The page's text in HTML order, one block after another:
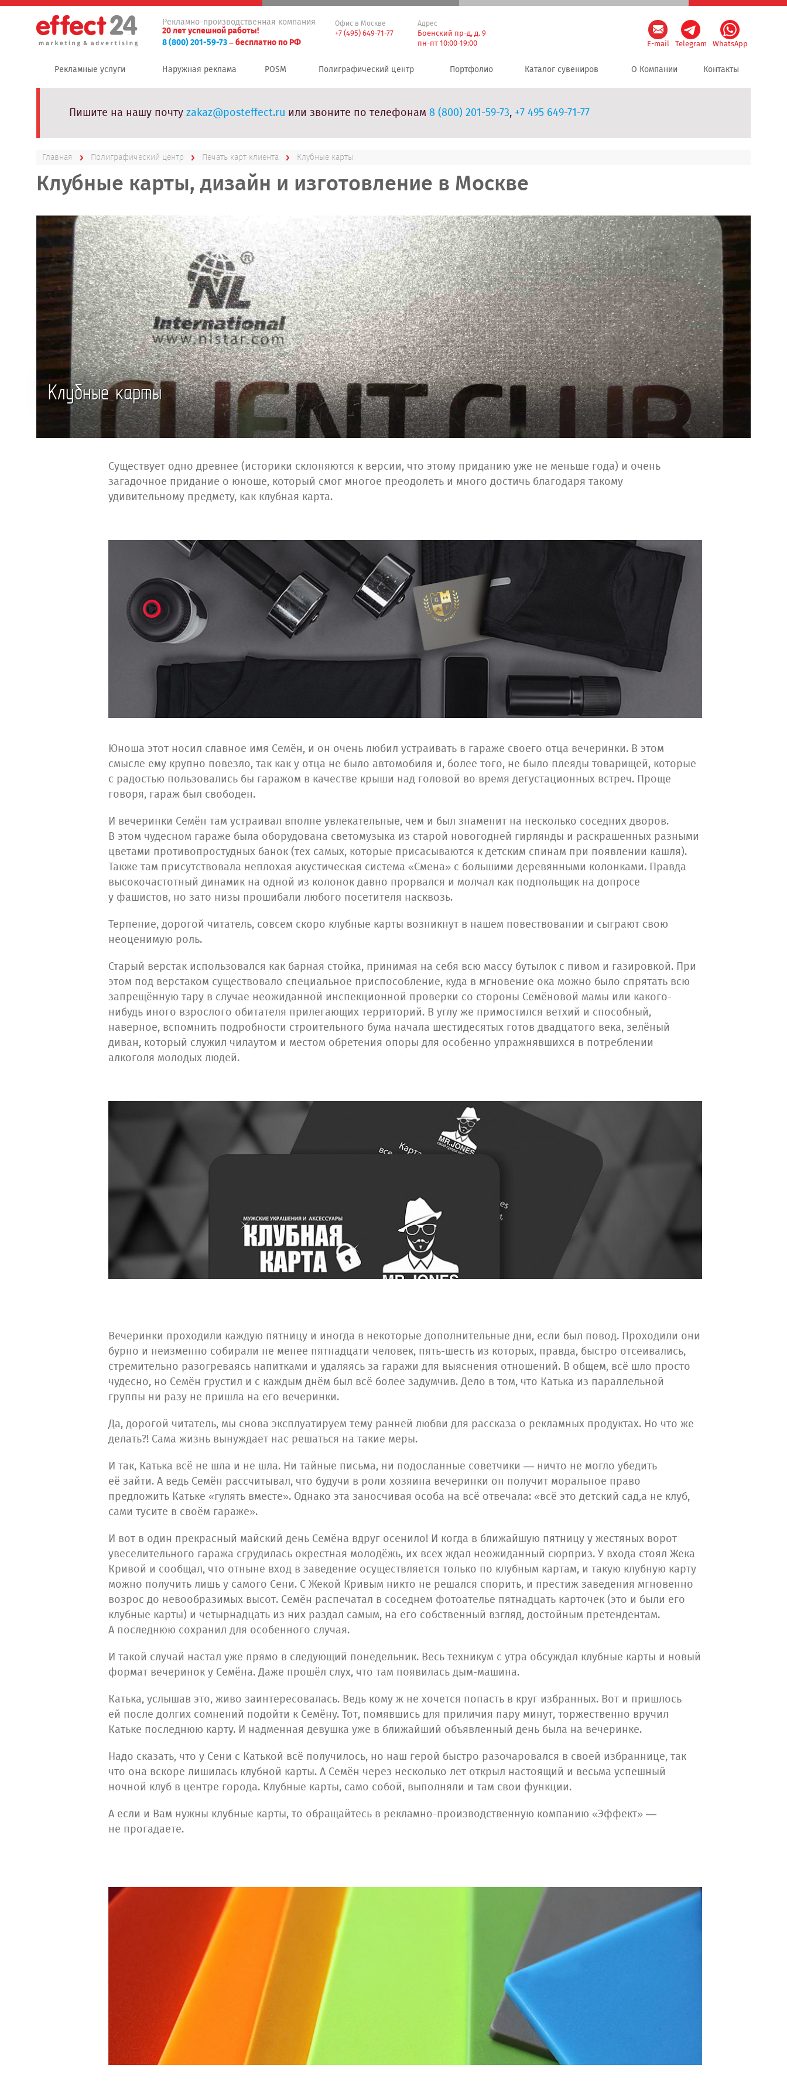
Рекламно-производственная компания
20 лет успешной работы!
8 (800) 201-59-73– бесплатно по РФ
Офис в Москве
+7 (495) 649-71-77
Адрес
Боенский пр-д, д. 9
пн-пт 10:00-19:00
E-mail Telegram WhatsApp
Рекламные услуги Наружная реклама POSM Полиграфический центр Портфолио Каталог сувениров О Компании Контакты
Пишите на нашу почтуzakaz@posteffect.ru или звоните по телефонам 8 (800) 201-59-73, +7 495 649-71-77
Главная Полиграфический центр Печать карт клиента Клубные карты
Клубные карты, дизайн и изготовление в Москве
Клубные карты
Существует одно древнее (историки склоняются к версии, что этому приданию уже не меньше года) и очень
загадочное придание о юноше, который смог многое преодолеть и много достичь благодаря такому
удивительному предмету, как клубная карта.
Юноша этот носил славное имя Семён, и он очень любил устраивать в гараже своего отца вечеринки. В этом
смысле ему крупно повезло, так как у отца не было автомобиля и, более того, не было плеяды товарищей, которые
с радостью пользовались бы гаражом в качестве крыши над головой во время дегустационных встреч. Проще
говоря, гараж был свободен.
И вечеринки Семён там устраивал вполне увлекательные, чем и был знаменит на несколько соседних дворов.
В этом чудесном гараже была оборудована светомузыка из старой новогодней гирлянды и раскрашенных разными
цветами противопростудных банок (тех самых, которые присасываются к детским спинам при появлении кашля).
Также там присутствовала неплохая акустическая система «Смена» с большими деревянными колонками. Правда
высокочастотный динамик на одной из колонок давно прорвался и молчал как подпольщик на допросе
у фашистов, но зато низы прошибали любого посетителя насквозь.
Терпение, дорогой читатель, совсем скоро клубные карты возникнут в нашем повествовании и сыграют свою
неоценимую роль.
Старый верстак использовался как барная стойка, принимая на себя всю массу бутылок с пивом и газировкой. При
этом под верстаком существовало специальное приспособление, куда в мгновение ока можно было спрятать всю
запрещённую тару в случае неожиданной инспекционной проверки со стороны Семёновой мамы или какого-
нибудь иного взрослого обитателя прилегающих территорий. В углу же примостился ветхий и способный,
наверное, вспомнить подробности строительного бума начала шестидесятых готов двадцатого века, зелёный
диван, который служил чилаутом и местом обретения опоры для особенно упражнявшихся в потреблении
алкоголя молодых людей.
Вечеринки проходили каждую пятницу и иногда в некоторые дополнительные дни, если был повод. Проходили они
бурно и неизменно собирали не менее пятнадцати человек, пять-шесть из которых, правда, быстро отсеивались,
стремительно разогреваясь напитками и удаляясь за гаражи для выяснения отношений. В общем, всё шло просто
чудесно, но Семён грустил и с каждым днём был всё более задумчив. Дело в том, что Катька из параллельной
группы ни разу не пришла на его вечеринки.
Да, дорогой читатель, мы снова эксплуатируем тему ранней любви для рассказа о рекламных продуктах. Но что же
делать?! Сама жизнь вынуждает нас решаться на такие меры.
И так, Катька всё не шла и не шла. Ни тайные письма, ни подосланные советчики — ничто не могло убедить
её зайти. А ведь Семён рассчитывал, что будучи в роли хозяина вечеринки он получит моральное право
предложить Катьке «гулять вместе». Однако эта заносчивая особа на всё отвечала: «всё это детский сад,а не клуб,
сами тусите в своём гараже».
И вот в один прекрасный майский день Семёна вдруг осенило! И когда в ближайшую пятницу у жестяных ворот
увеселительного гаража сгрудилась окрестная молодёжь, их всех ждал неожиданный сюрприз. У входа стоял Жека
Кривой и сообщал, что отныне вход в заведение осуществляется только по клубным картам, и такую клубную карту
можно получить лишь у самого Сени. С Жекой Кривым никто не решался спорить, и престиж заведения мгновенно
возрос до невообразимых высот. Семён распечатал в соседнем фотоателье пятнадцать карточек (это и были его
клубные карты) и четырнадцать из них раздал самым, на его собственный взгляд, достойным претендентам.
А последнюю сохранил для особенного случая.
И такой случай настал уже прямо в следующий понедельник. Весь техникум с утра обсуждал клубные карты и новый
формат вечеринок у Семёна. Даже прошёл слух, что там появилась дым-машина.
Катька, услышав это, живо заинтересовалась. Ведь кому ж не хочется попасть в круг избранных. Вот и пришлось
ей после долгих сомнений подойти к Семёну. Тот, помявшись для приличия пару минут, торжественно вручил
Катьке последнюю карту. И надменная девушка уже в ближайший объявленный день была на вечеринке.
Надо сказать, что у Сени с Катькой всё получилось, но наш герой быстро разочаровался в своей избраннице, так
что она вскоре лишилась клубной карты. А Семён через несколько лет открыл настоящий и весьма успешный
ночной клуб в центре города. Клубные карты, само собой, выполняли и там свои функции.
А если и Вам нужны клубные карты, то обращайтесь в рекламно-производственную компанию «Эффект» —
не прогадаете.